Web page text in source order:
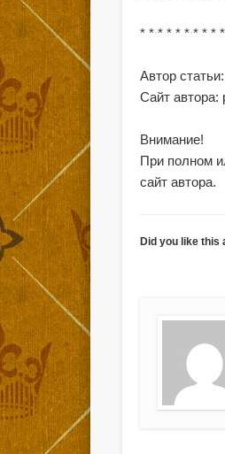
* * * * * * * * *
Автор
Сайт автора:
Внимание!
При полном
сайт автора.
Did you like this